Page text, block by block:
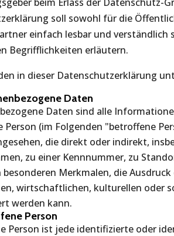
soll sowohl für die
einfach lesbar und verständlich
Begrifflichkeiten erläutern.
in dieser Datenschutzerklärung
Daten
Daten sind alle
Person (im Folgenden "betroffene
die direkt oder indirekt,
zu einer Kennnummer, zu
besonderen Merkmalen, die
wirtschaftlichen, kulturellen oder
werden kann.
Person
Person ist jede identifizierte oder